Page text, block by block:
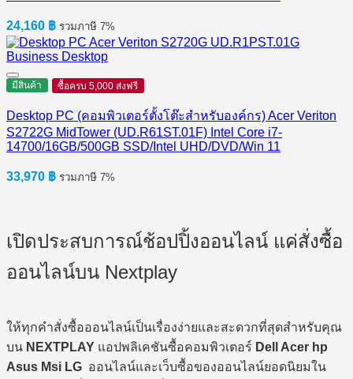
24,160 ฿ รวมภาษี 7%
มีสินค้า ซื้อครบ 5,000 ส่งฟรี
Desktop PC (คอมพิวเตอร์ตั้งโต๊ะสำหรับองค์กร) Acer Veriton
S2722G MidTower (UD.R61ST.01F) Intel Core i7-
14700/16GB/500GB SSD/Intel UHD/DVD/Win 11
33,970 ฿ รวมภาษี 7%
เปิดประสบการณ์ช้อปปิ้งออนไลน์ แค่สั่งซื้อ
ออนไลน์บน Nextplay
ให้ทุกคำสั่งซื้อออนไลน์เป็นเรื่องง่ายและสะดวกที่สุดสำหรับคุณ
บน NEXTPLAY แอปพลิเคชันซื้อคอมพิวเตอร์ Dell Acer hp
Asus Msi LG ออนไลน์และเว็บซื้อของออนไลน์ยอดนิยมใน